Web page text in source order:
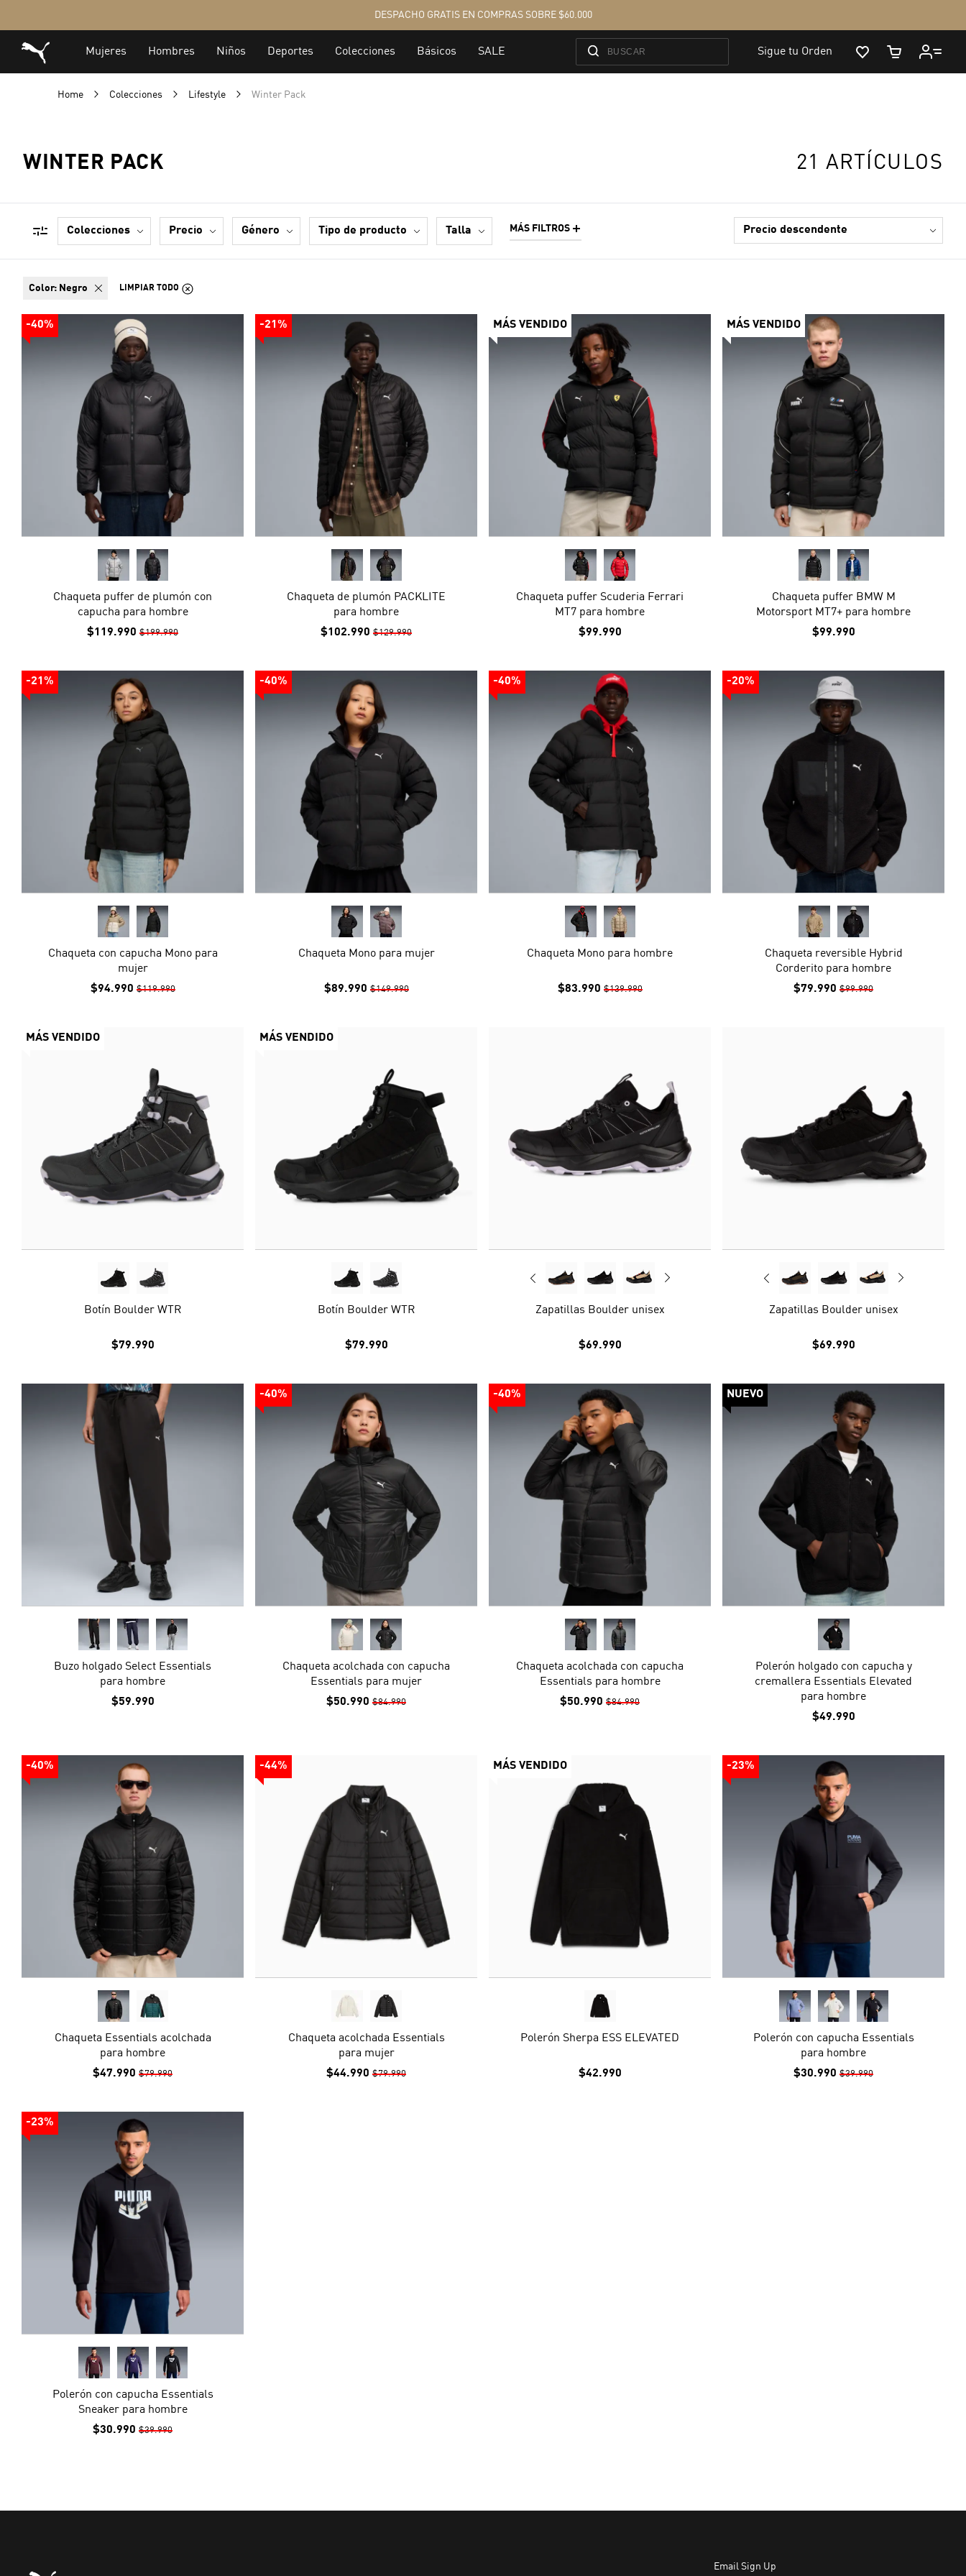
Home Colecciones Lifestyle Winter Pack
WINTER PACK 21 ARTÍCULOS
colecciones precio género tipo de producto talla MÁS FILTROS
color: Negro LIMPIAR TODO
-40%
Chaqueta puffer de plumón con
capucha para hombre
$119.990 $199.990
-21%
Chaqueta de plumón PACKLITE
para hombre
$102.990 $129.990
MÁS VENDIDO
Chaqueta puffer Scuderia Ferrari
MT7 para hombre
$99.990
MÁS VENDIDO
Chaqueta puffer BMW M
Motorsport MT7+ para hombre
$99.990
-21%
Chaqueta con capucha Mono para
mujer
$94.990 $119.990
-40%
Chaqueta Mono para mujer
$89.990 $149.990
-40%
Chaqueta Mono para hombre
$83.990 $139.990
-20%
Chaqueta reversible Hybrid
Corderito para hombre
$79.990 $99.990
MÁS VENDIDO
Botín Boulder WTR
$79.990
MÁS VENDIDO
Botín Boulder WTR
$79.990
Zapatillas Boulder unisex
$69.990
Zapatillas Boulder unisex
$69.990
Buzo holgado Select Essentials
para hombre
$59.990
-40%
Chaqueta acolchada con capucha
Essentials para mujer
$50.990 $84.990
-40%
Chaqueta acolchada con capucha
Essentials para hombre
$50.990 $84.990
NUEVO
Polerón holgado con capucha y
cremallera Essentials Elevated
para hombre
$49.990
-40%
Chaqueta Essentials acolchada
para hombre
$47.990 $79.990
-44%
Chaqueta acolchada Essentials
para mujer
$44.990 $79.990
MÁS VENDIDO
Polerón Sherpa ESS ELEVATED
$42.990
-23%
Polerón con capucha Essentials
para hombre
$30.990 $39.990
-23%
Polerón con capucha Essentials
Sneaker para hombre
$30.990 $39.990